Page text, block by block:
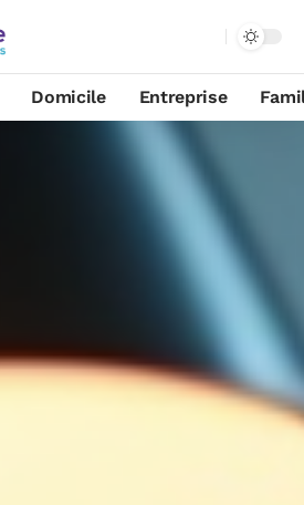
Domicile Entreprise